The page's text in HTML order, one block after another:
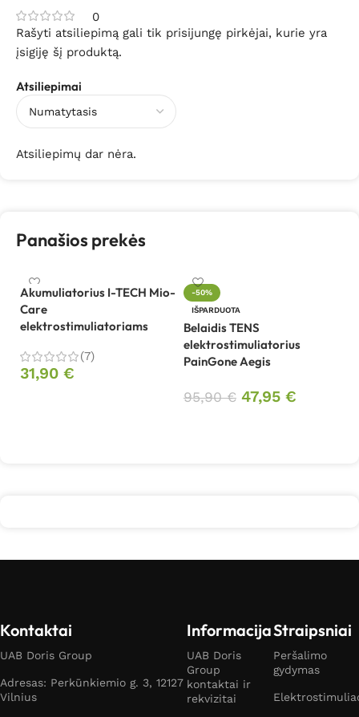
0
Atsiliepimai
Atsiliepimų dar nėra.
Rašyti atsiliepimą gali tik prisijungę pirkėjai, kurie yra
įsigiję šį produktą.
Panašios prekės
Akumuliatorius I-TECH Mio-
Care
elektrostimuliatoriams
(7)
31,90 €
-50%
IŠPARDUOTA
Belaidis TENS
elektrostimuliatorius
PainGone Aegis
95,90€ 47,95 €
Kontaktai
UAB Doris Group
Adresas: Perkūnkiemio g. 3, 12127
Vilnius
Informacija
UAB Doris
Group
kontaktai ir
rekvizitai
Straipsniai
Peršalimo
gydymas